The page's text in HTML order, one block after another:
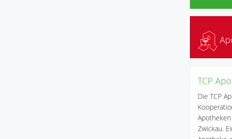
TCP
Die TCP
Zwickau.